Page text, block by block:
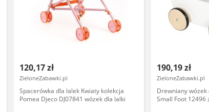
120,17 zł
ZieloneZabawki.pl
Spacerówka dla lalek Kwiaty kolekcja
Pomea Djeco DJ07841 wózek dla lalki
190,19 zł
ZieloneZabawki.pl
Drewniany
Small Foot 12496